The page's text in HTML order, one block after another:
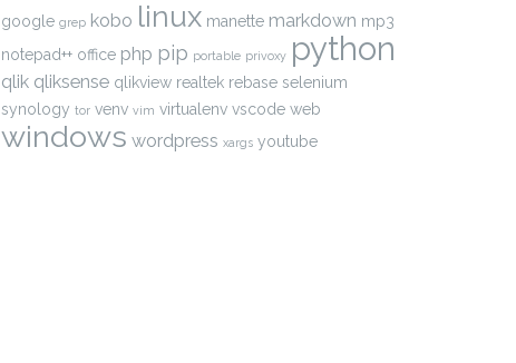
google grep kobo linux manette markdown mp3
notepad++ office php pip portable privoxy python
qlik qliksense qlikview realtek rebase selenium
synology tor venv vim virtualenv vscode web
windows wordpress xargs youtube